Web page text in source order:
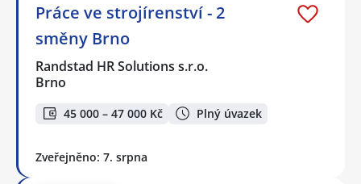
Práce ve strojírenství - 2
směny Brno
Randstad HR Solutions s.r.o.
Brno
45 000 – 47 000 Kč Plný úvazek
Zveřejněno: 7. srpna